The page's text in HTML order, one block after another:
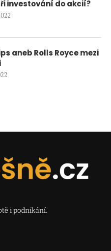
investování do akcií?
aneb Rolls Royce mezi
i podnikání.